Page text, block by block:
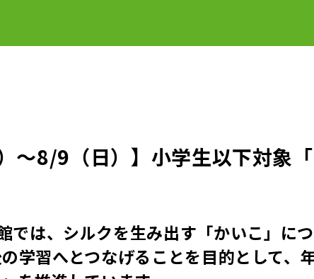
～8/9（日）】小学生以下対象
では、シルクを生み出す「かいこ」に
学習へとつなげることを目的として、